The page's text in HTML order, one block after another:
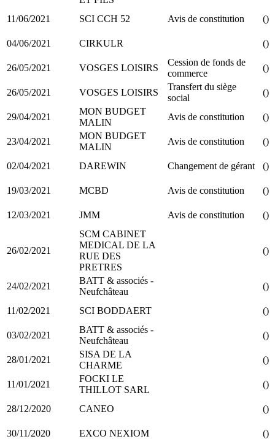
11/06/2021 SCI CCH 52 Avis de constitution ()
04/06/2021 CIRKULR ()
26/05/2021 VOSGES LOISIRS
Cession de fonds de
commerce
()
26/05/2021 VOSGES LOISIRS
Transfert du siège
social
()
29/04/2021
MON BUDGET
MALIN
Avis de constitution ()
23/04/2021
MON BUDGET
MALIN
Avis de constitution ()
02/04/2021 DAREWIN Changement de gérant ()
19/03/2021 MCBD Avis de constitution ()
12/03/2021 JMM Avis de constitution ()
26/02/2021
SCM CABINET
MEDICAL DE LA
RUE DES
PRETRES
()
24/02/2021
BATT & associés -
Neufchâteau
()
11/02/2021 SCI BODDAERT ()
03/02/2021
BATT & associés -
Neufchâteau
()
28/01/2021
SISA DE LA
CHARME
()
11/01/2021
FOCKI LE
THILLOT SARL
()
28/12/2020 CANEO ()
30/11/2020 EXCO NEXIOM ()